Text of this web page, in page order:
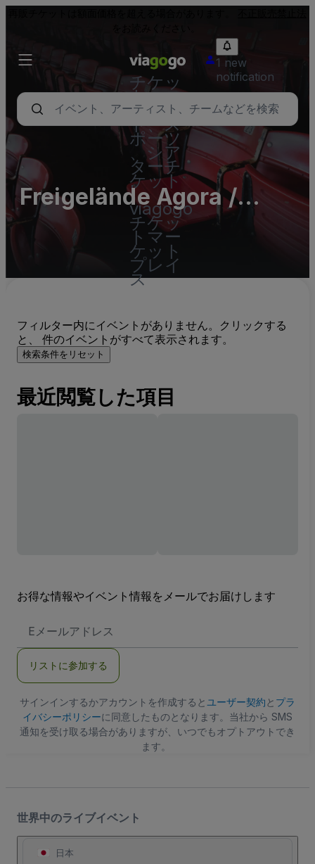
チケッ
ト - コ
ンサー
ト、ス
ポーツ
、シア
ターチ
ケット
|
viagogo
チケッ
トマー
ケット
プレイ
ス
1 new
notification
Freigelände Agora /
Messe Frankfurt
フィルター内にイベントがありません。クリックする
と、 件のイベントがすべて表示されます。
検索条件をリセット
最近閲覧した項目
お得な情報やイベント情報をメールでお届けします
メ
ア
ス
リストに参加する
サインインするかアカウントを作成すると ユーザー契約と プラ
イバシーポリシーに同意したものとなります。当社から SMS
通知を受け取る場合がありますが、いつでもオプトアウトでき
ます。
世界中のライブイベント
日本